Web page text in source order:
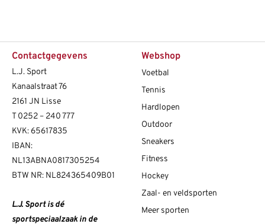
Contactgegevens
L.J. Sport
Kanaalstraat 76
2161 JN Lisse
T0252 – 240 777
KVK: 65617835
IBAN:
NL13ABNA0817305254
BTW NR: NL824365409B01
L.J. Sport is dé
sportspeciaalzaak in de
Webshop
Voetbal
Tennis
Hardlopen
Outdoor
Sneakers
Fitness
Hockey
Zaal- en veldsporten
Meer sporten